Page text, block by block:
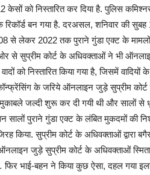
केसों को निस्तारित कर दिया है. पुलिस
बन गया है. दरअसल, शनिवार की सुबह
से लेकर 2022 तक पुराने गुंडा एक्ट के
ओर से सुप्रीम कोर्ट के अधिवक्ताओं ने भी
वादों को निस्तारित किया गया है, जिसमें
के जरिये ऑनलाइन जुड़े सुप्रीम कोर्ट
मुकाबले जल्दी शुरू कर दी गयी थी और सालों से
सालों पुराने गुंडा एक्ट के लंबित मुकदमों की
किया. सुप्रीम कोर्ट के अधिवक्ताओं द्वारा
जुड़े सुप्रीम कोर्ट के अधिवक्ताओं स्मिता
भाई-बहन ने किया कुछ ऐसा, दहल गया